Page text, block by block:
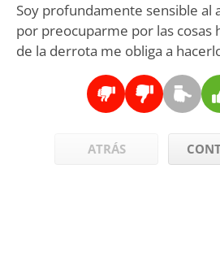
Soy profundamente sensible al
por preocuparme por las cosas
de la derrota me obliga a
ATRÁS